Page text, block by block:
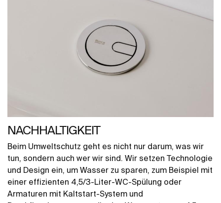
NACHHALTIGKEIT
Beim Umweltschutz geht es nicht nur darum, was wir
tun, sondern auch wer wir sind. Wir setzen Technologie
und Design ein, um Wasser zu sparen, zum Beispiel mit
einer effizienten 4,5/3-Liter-WC-Spülung oder
Armaturen mit Kaltstart-System und